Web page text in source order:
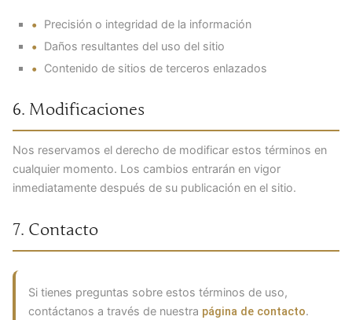
Precisión o integridad de la información
Daños resultantes del uso del sitio
Contenido de sitios de terceros enlazados
6. Modificaciones
Nos reservamos el derecho de modificar estos términos en
cualquier momento. Los cambios entrarán en vigor
inmediatamente después de su publicación en el sitio.
7. Contacto
Si tienes preguntas sobre estos términos de uso,
contáctanos a través de nuestra página de contacto.